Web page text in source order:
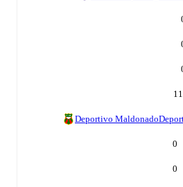
11
Deportivo Maldonado
0
0